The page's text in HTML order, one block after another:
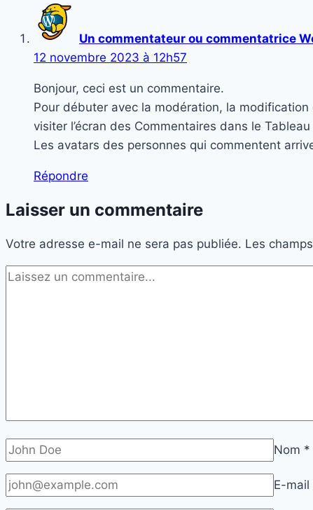
Un commentateur ou commentatrice
12 novembre 2023 à 12h57
Bonjour, ceci est un commentaire.
Pour débuter avec la modération, la
visiter l’écran des Commentaires dans le
Les avatars des personnes qui commentent
Répondre
Laisser un commentaire
Votre adresse e-mail ne sera pas publiée. Les
Nom *
E-mail